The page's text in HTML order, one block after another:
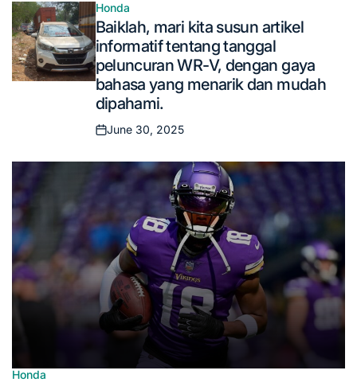
Posted
in
Honda
Baiklah, mari kita susun artikel
informatif tentang tanggal
peluncuran WR-V, dengan gaya
bahasa yang menarik dan mudah
dipahami.
Posted
June 30, 2025
Honda